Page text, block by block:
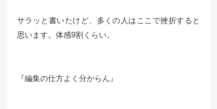
サラッと書いたけど、多くの人はここで挫折すると
思います。体感9割くらい。
『編集の仕方よく分からん』